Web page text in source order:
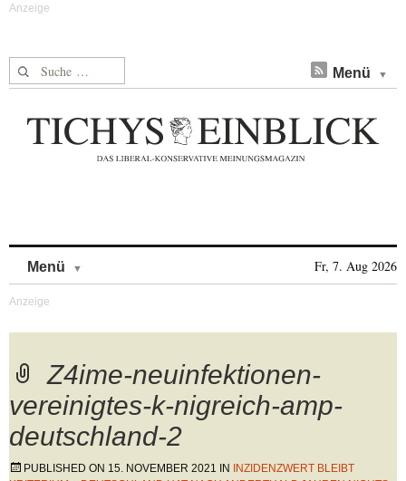
Suche nach: Menü
Menü Fr, 7. Aug 2026
Z4ime-neuinfektionen-
vereinigtes-k-nigreich-amp-
deutschland-2
PUBLISHED ON 15. NOVEMBER 2021 IN
INZIDENZWERT BLEIBT